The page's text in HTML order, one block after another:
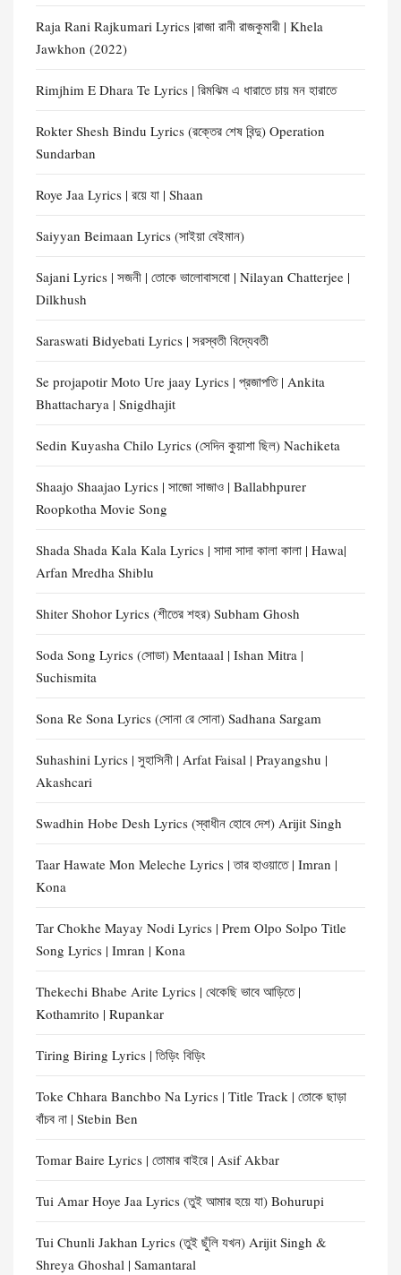
Raja Rani Rajkumari Lyrics |রাজা রানী রাজকুমারী | Khela
Jawkhon (2022)
Rimjhim E Dhara Te Lyrics | রিমঝিম এ ধারাতে চায় মন হারাতে
Rokter Shesh Bindu Lyrics (রক্তের শেষ বিন্দু) Operation
Sundarban
Roye Jaa Lyrics | রয়ে যা | Shaan
Saiyyan Beimaan Lyrics (সাইয়া বেইমান)
Sajani Lyrics | সজনী | তোকে ভালোবাসবো | Nilayan Chatterjee |
Dilkhush
Saraswati Bidyebati Lyrics | সরস্বতী বিদ্যেবতী
Se projapotir Moto Ure jaay Lyrics | প্রজাপতি | Ankita
Bhattacharya | Snigdhajit
Sedin Kuyasha Chilo Lyrics (সেদিন কুয়াশা ছিল) Nachiketa
Shaajo Shaajao Lyrics | সাজো সাজাও | Ballabhpurer
Roopkotha Movie Song
Shada Shada Kala Kala Lyrics | সাদা সাদা কালা কালা | Hawa|
Arfan Mredha Shiblu
Shiter Shohor Lyrics (শীতের শহর) Subham Ghosh
Soda Song Lyrics (সোডা) Mentaaal | Ishan Mitra |
Suchismita
Sona Re Sona Lyrics (সোনা রে সোনা) Sadhana Sargam
Suhashini Lyrics | সুহাসিনী | Arfat Faisal | Prayangshu |
Akashcari
Swadhin Hobe Desh Lyrics (স্বাধীন হোবে দেশ) Arijit Singh
Taar Hawate Mon Meleche Lyrics | তার হাওয়াতে | Imran |
Kona
Tar Chokhe Mayay Nodi Lyrics | Prem Olpo Solpo Title
Song Lyrics | Imran | Kona
Thekechi Bhabe Arite Lyrics | থেকেছি ভাবে আড়িতে |
Kothamrito | Rupankar
Tiring Biring Lyrics | তিড়িং বিড়িং
Toke Chhara Banchbo Na Lyrics | Title Track | তোকে ছাড়া
বাঁচব না | Stebin Ben
Tomar Baire Lyrics | তোমার বাইরে | Asif Akbar
Tui Amar Hoye Jaa Lyrics (তুই আমার হয়ে যা) Bohurupi
Tui Chunli Jakhan Lyrics (তুই ছুঁলি যখন) Arijit Singh &
Shreya Ghoshal | Samantaral